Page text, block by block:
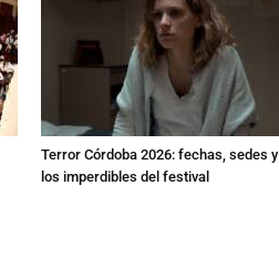
Terror Córdoba 2026: fechas, sedes y
los imperdibles del festival